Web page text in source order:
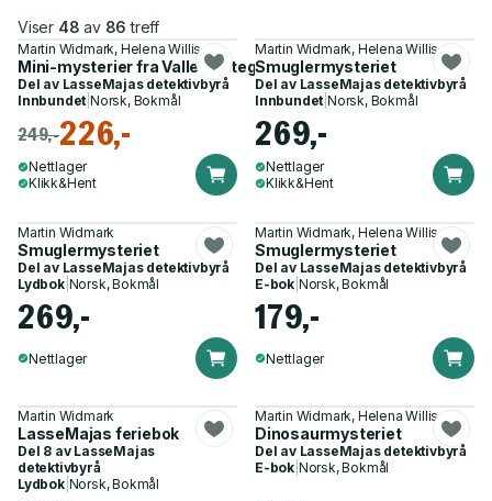
Viser 48 av 86 treff
Martin Widmark, Helena Willis
Mini-mysterier fra Valleby - tegneseriebok
Del av LasseMajas detektivbyrå
Innbundet |Norsk, Bokmål
249,-226,-
Nettlager
Klikk&Hent
Martin Widmark, Helena Willis
Smuglermysteriet
Del av LasseMajas detektivbyrå
Innbundet |Norsk, Bokmål
269,-
Nettlager
Klikk&Hent
Martin Widmark
Smuglermysteriet
Del av LasseMajas detektivbyrå
Lydbok| Norsk, Bokmål
269,-
Nettlager
Martin Widmark, Helena Willis
Smuglermysteriet
Del av LasseMajas detektivbyrå
E-bok Norsk, Bokmål
179,-
Nettlager
Martin Widmark
LasseMajas feriebok
Del 8 av LasseMajas
detektivbyrå
Lydbok| Norsk, Bokmål
Martin Widmark, Helena Willis
Dinosaurmysteriet
Del av LasseMajas detektivbyrå
E-bok Norsk, Bokmål